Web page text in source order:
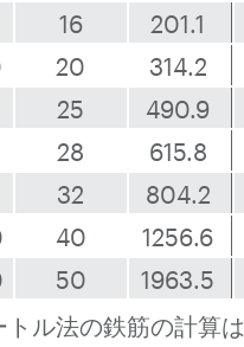
16 201.1
20 314.2
25 490.9
28 615.8
32 804.2
40 1256.6
50 1963.5
トル法の鉄筋の計算